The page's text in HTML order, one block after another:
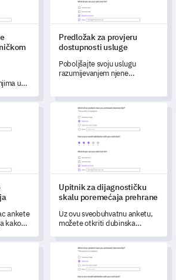
u
za
Predložak za provjeru
dostupnosti usluge
Poboljšajte svoju uslugu
razumijevanjem njene
uključivanju roditelja
ankete
kako
Upitnik za dijagnostičku
Upitnik za dijagnostičku
skalu poremećaja prehrane
Uz ovu sveobuhvatnu anketu,
možete otkriti dubinska
poremećaja prehrane.
ispunjavanju očekivanjaPredmetni obrazac za